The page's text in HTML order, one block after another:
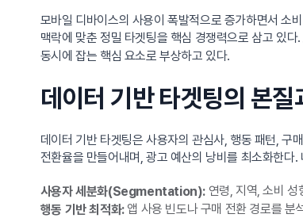
모바일 디바이스의 사용이 폭발적으로 증가하면서 소
맥락에 맞춘 정밀 타겟팅을 핵심 경쟁력으로 삼고 있다.
동시에 잡는 핵심 요소로 부상하고 있다.
데이터 기반 타겟팅의 본질
데이터 기반 타겟팅은 사용자의 관심사, 행동 패턴, 구
전환율을 만들어내며, 광고 예산의 낭비를 최소화한
사용자 세분화(Segmentation):연령, 지역, 소비 성
행동 기반 최적화:앱 사용 빈도나 구매 전환 경로를 분